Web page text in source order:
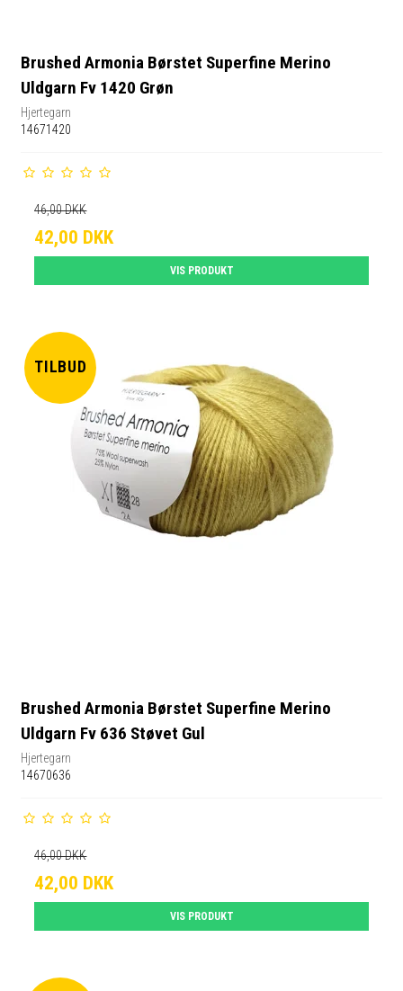
Brushed Armonia Børstet Superfine Merino
Uldgarn Fv 1420 Grøn
Hjertegarn
14671420
46,00 DKK
42,00 DKK
VIS PRODUKT
TILBUD
Brushed Armonia Børstet Superfine Merino
Uldgarn Fv 636 Støvet Gul
Hjertegarn
14670636
46,00 DKK
42,00 DKK
VIS PRODUKT